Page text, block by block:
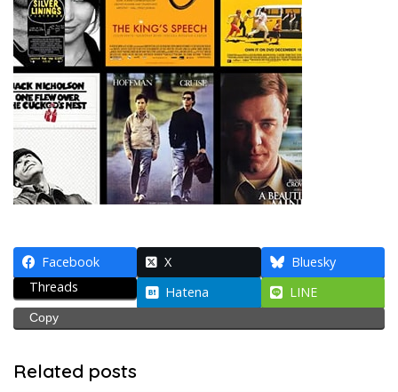
Facebook X
Bluesky
Threads
Hatena LINE
Copy
Related posts